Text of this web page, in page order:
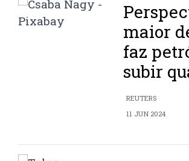
maior
faz
subir
REUTERS
11 JUN 2024